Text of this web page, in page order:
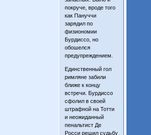
покруче, вроде того
как Пануччи
зарядил по
физиономии
Бурдиссо, но
обошелся
предупреждением.
Единственный гол
римляне забили
ближе к концу
встречи. Бурдиссо
сфолил в своей
штрафной на Тотти
и неожиданный
пенальтист Де
Росси решил судьбу